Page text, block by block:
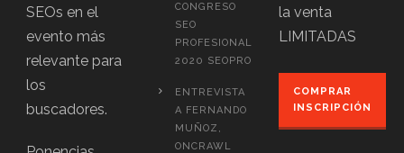
SEOs en el
evento más
relevante para
los
buscadores.
CONGRESO
SEO
PROFESIONAL
2020 SEOPRO
ENTREVISTA
A FERNANDO
MUÑOZ,
ONCRAWL
la venta
LIMITADAS
COMPRAR
INSCRIPCIÓN